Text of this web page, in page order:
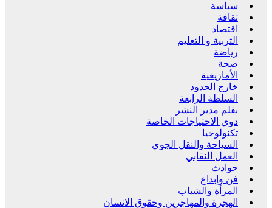
سياسة
ثقافة
اقتصاد
التربية و التعليم
رياضة
صحة
الأمازيغية
خارج الحدود
السلطة الرابعة
بقلم مدير النشر
دوي الاحتياجات الخاصة
تكنولوجيا
السياحة والنقل الجوي
العمل النقابي
حوادث
فن وإبداع
المرأة والشباب
الهجرة والمهاجرين وحقوق الانسان